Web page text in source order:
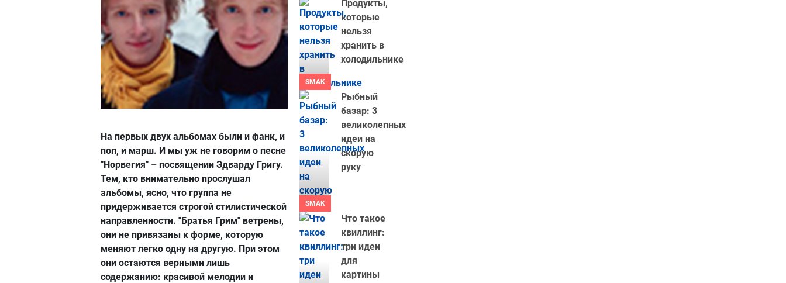
На первых двух альбомах были и фанк, и
поп, и марш. И мы уж не говорим о песне
"Норвегия" – посвящении Эдварду Григу.
Тем, кто внимательно прослушал
альбомы, ясно, что группа не
придерживается строгой стилистической
направленности. "Братья Грим" ветрены,
они не привязаны к форме, которую
меняют легко одну на другую. При этом
они остаются верными лишь
содержанию: красивой мелодии и
SMAK
Продукты,
которые
нельзя
хранить в
холодильнике
SMAK
Рыбный
базар: 3
великолепных
идеи на
скорую
руку
Что такое
квиллинг:
три идеи
для
картины